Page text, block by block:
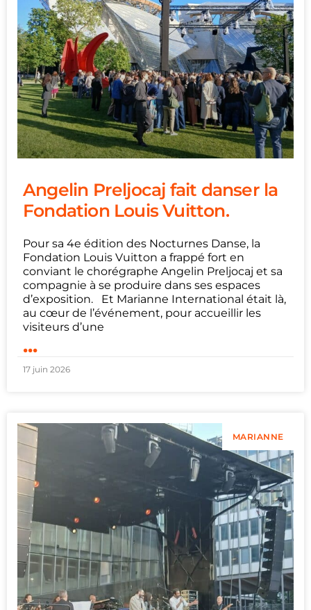
Angelin Preljocaj fait danser la
Fondation Louis Vuitton.
Pour sa 4e édition des Nocturnes Danse, la
Fondation Louis Vuitton a frappé fort en
conviant le chorégraphe Angelin Preljocaj et sa
compagnie à se produire dans ses espaces
d’exposition. Et Marianne International était là,
au cœur de l’événement, pour accueillir les
visiteurs d’une
...
17 juin 2026
MARIANNE